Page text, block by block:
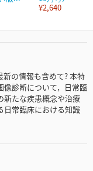
¥2,640
新の情報も含めて? 本特
診断について，日常臨
新たな疾患概念や治療
日常臨床における知識